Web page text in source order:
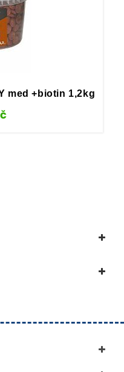
med +biotin 1,2kg